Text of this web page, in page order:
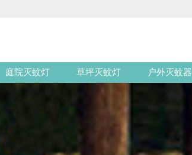
庭院灭蚊灯 草坪灭蚊灯 户外灭蚊器